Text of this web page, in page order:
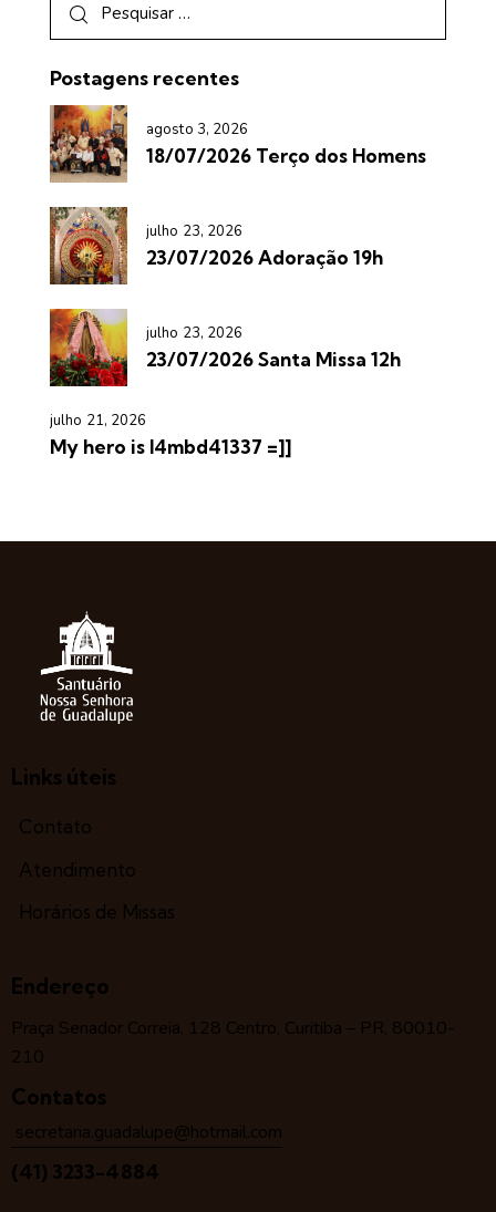
Postagens recentes
agosto 3, 2026
18/07/2026 Terço dos Homens
julho 23, 2026
23/07/2026 Adoração 19h
julho 23, 2026
23/07/2026 Santa Missa 12h
julho 21, 2026
My hero is l4mbd41337 =]]
Links úteis
Contato
Atendimento
Horários de Missas
Endereço
Praça Senador Correia, 128 Centro, Curitiba – PR, 80010-
210
Contatos
secretaria.guadalupe@hotmail.com
(41) 3233-4884